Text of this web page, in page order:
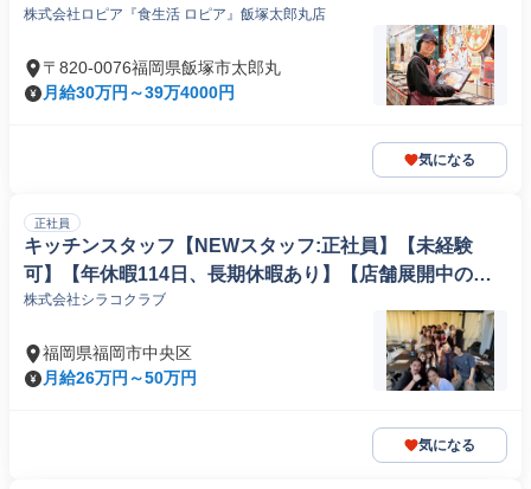
株式会社ロピア『食生活 ロピア』飯塚太郎丸店
〒820-0076福岡県飯塚市太郎丸
月給30万円～39万4000円
気になる
正社員
キッチンスタッフ【NEWスタッフ:正社員】【未経験
可】【年休暇114日、長期休暇あり】【店舗展開中の成
長企業 】
株式会社シラコクラブ
福岡県福岡市中央区
月給26万円～50万円
気になる